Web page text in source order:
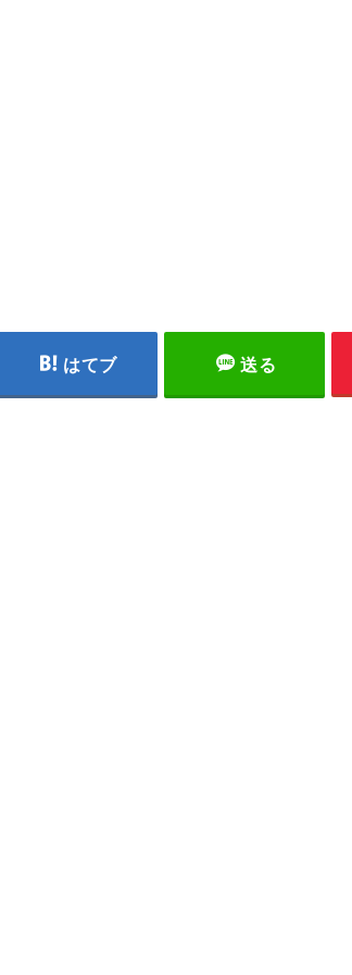
はてブ 送る